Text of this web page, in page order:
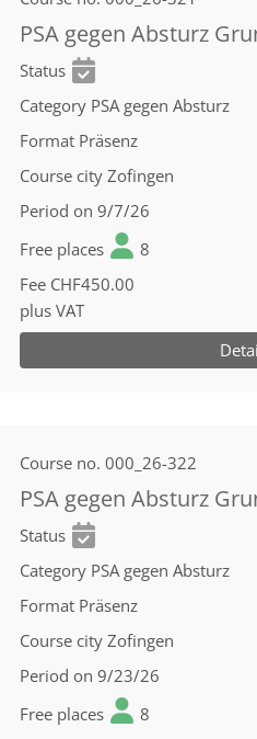
PSA gegen Absturz
Status
Category PSA gegen Absturz
Format Präsenz
Course city Zofingen
Period on 9/7/26
Free places
8
Fee CHF450.00
plus VAT
Course no. 000_26-322
PSA gegen Absturz
Status
Category PSA gegen Absturz
Format Präsenz
Course city Zofingen
Period on 9/23/26
Free places
8